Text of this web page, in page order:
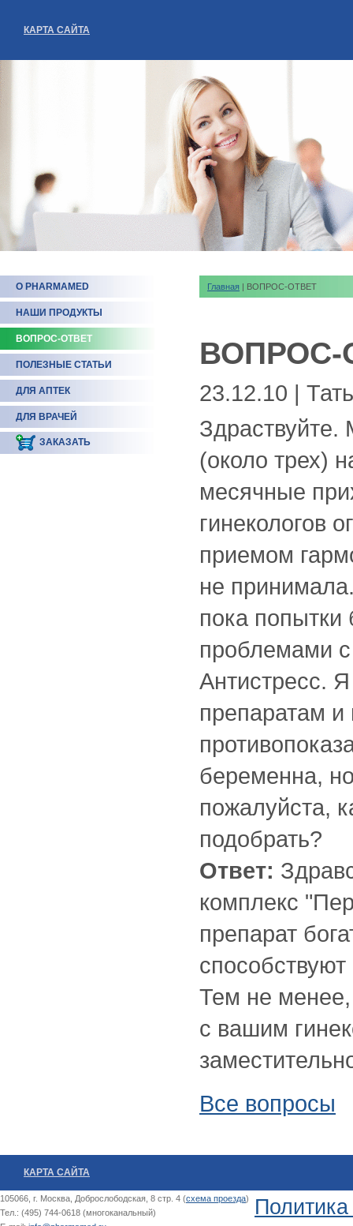
КАРТА САЙТА
О PHARMAMED
НАШИ ПРОДУКТЫ
ВОПРОС-ОТВЕТ
ПОЛЕЗНЫЕ СТАТЬИ
ДЛЯ АПТЕК
ДЛЯ ВРАЧЕЙ
ЗАКАЗАТЬ
Главная | ВОПРОС-ОТВЕТ
ВОПРОС-
23.12.10 |
Здраствуйте.
(около трех)
месячные
гинекологов
приемом
не
пока
проблемами
Антистресс.
препаратам и
беременна,
пожалуйста,
подобрать?
Ответ:
комплекс
препарат
Тем не менее,
с вашим
Все вопросы
КАРТА САЙТА
105066, г. Москва, Доброслободская, 8 стр. 4 (схема проезда)
Тел.: (495) 744-0618 (многоканальный)